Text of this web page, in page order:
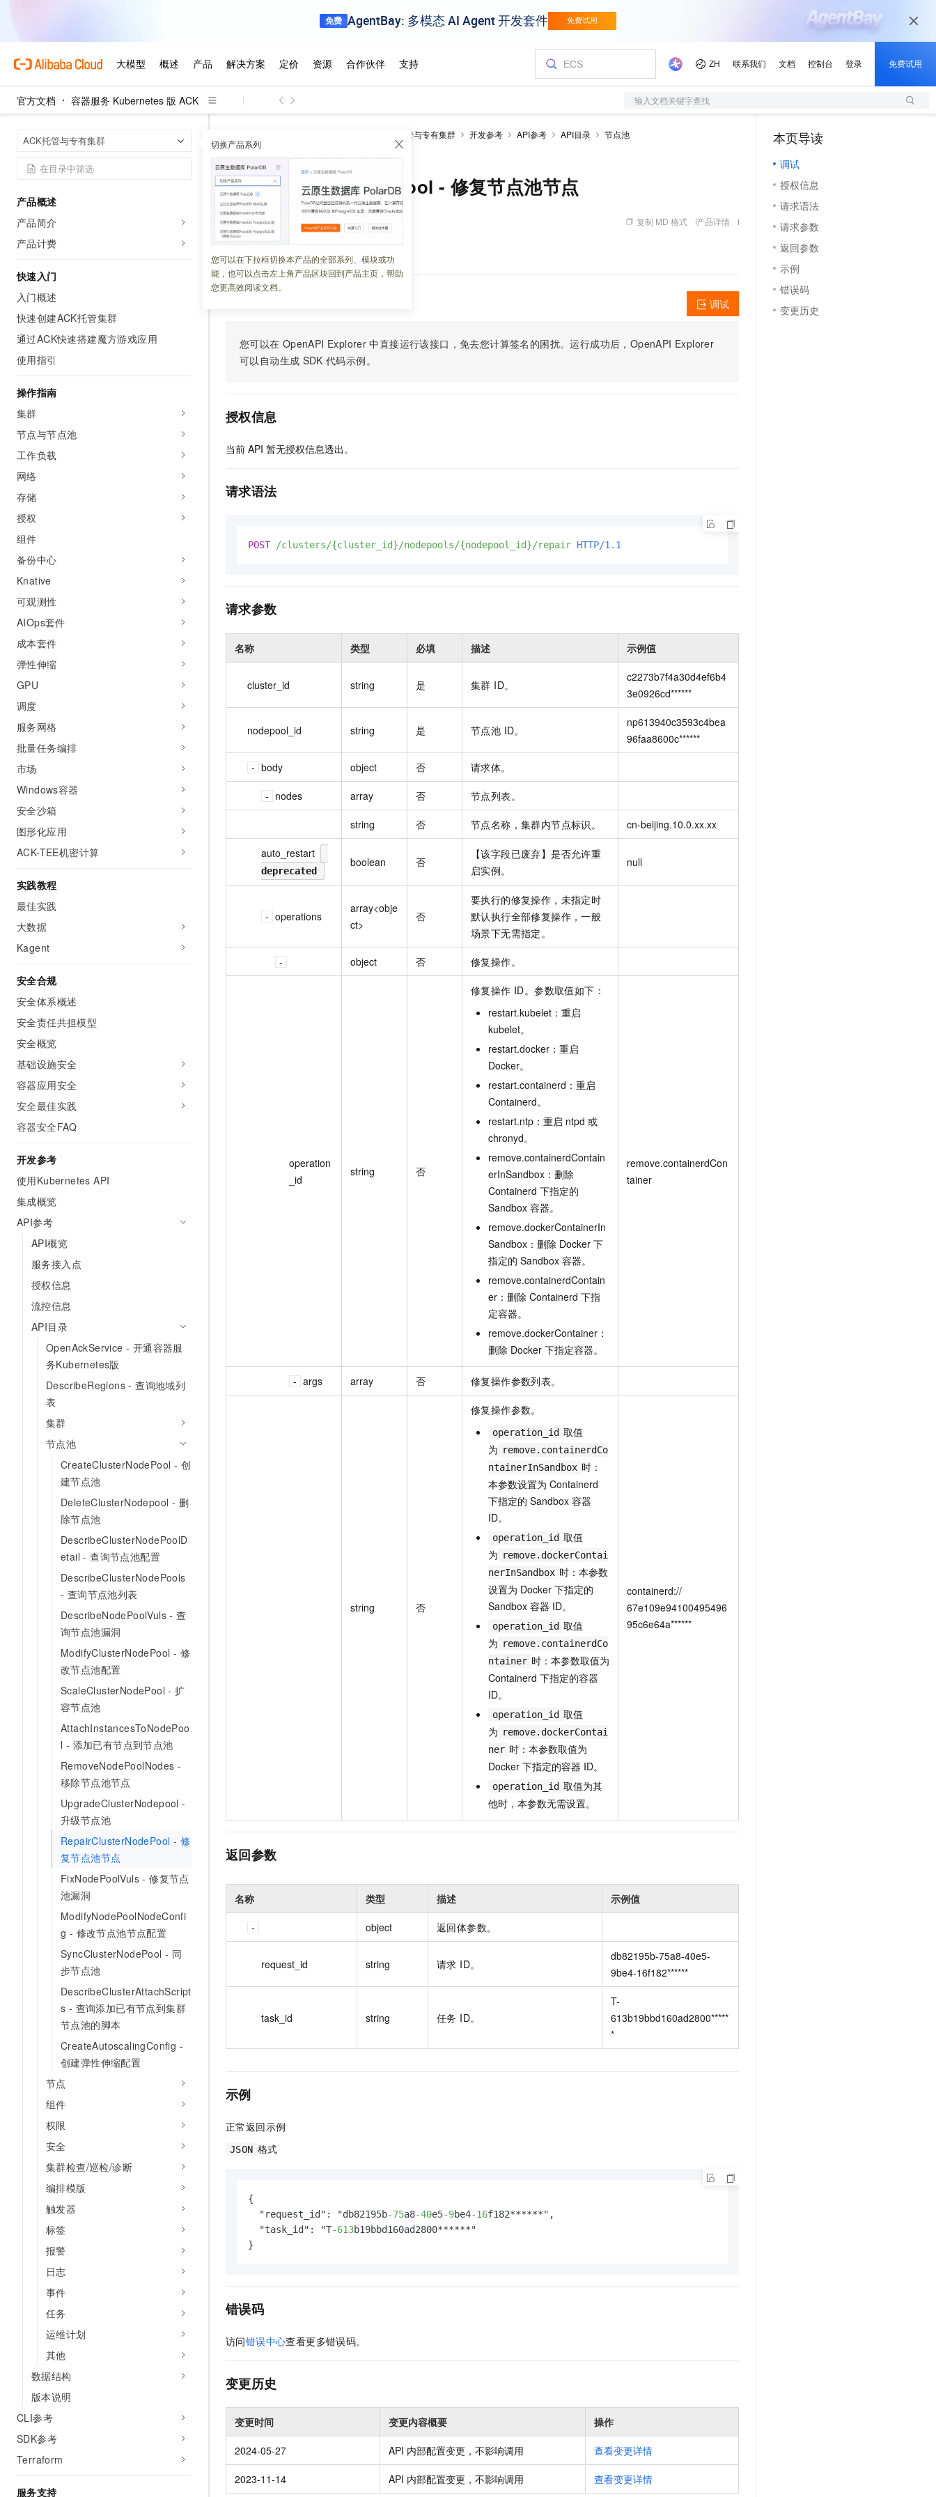
官方文档 容器服务 Kubernetes 版 ACK 输入文档关键字查找
ACK托管与专有集群 切换产品系列
您可以在下拉框切换本产品的全部系列、模块或功
能，也可以点击左上角产品区块回到产品主页，帮助
您更高效阅读文档。
产品概述
产品简介
产品计费
快速入门
入门概述
快速创建ACK托管集群
通过ACK快速搭建魔方游戏应用
使用指引
操作指南
集群
节点与节点池
工作负载
网络
存储
授权
组件
备份中心
Knative
可观测性
AIOps套件
成本套件
弹性伸缩
GPU
调度
服务网格
批量任务编排
市场
Windows容器
安全沙箱
图形化应用
ACK-TEE机密计算
实践教程
最佳实践
大数据
Kagent
安全合规
安全体系概述
安全责任共担模型
安全概览
基础设施安全
容器应用安全
安全最佳实践
容器安全FAQ
开发参考
使用Kubernetes API
集成概览
API参考
API概览
服务接入点
授权信息
流控信息
API目录
OpenAckService - 开通容器服
务Kubernetes版
DescribeRegions - 查询地域列
表
集群
节点池
CreateClusterNodePool - 创
建节点池
DeleteClusterNodepool - 删
除节点池
DescribeClusterNodePoolD
etail - 查询节点池配置
DescribeClusterNodePools
- 查询节点池列表
DescribeNodePoolVuls - 查
询节点池漏洞
ModifyClusterNodePool - 修
改节点池配置
ScaleClusterNodePool - 扩
容节点池
AttachInstancesToNodePoo
l - 添加已有节点到节点池
RemoveNodePoolNodes -
移除节点池节点
UpgradeClusterNodepool -
升级节点池
RepairClusterNodePool - 修
复节点池节点
FixNodePoolVuls - 修复节点
池漏洞
ModifyNodePoolNodeConfi
g - 修改节点池节点配置
SyncClusterNodePool - 同
步节点池
DescribeClusterAttachScript
s - 查询添加已有节点到集群
节点池的脚本
CreateAutoscalingConfig -
创建弹性伸缩配置
节点
组件
权限
安全
集群检查/巡检/诊断
编排模版
触发器
标签
报警
日志
事件
任务
运维计划
其他
数据结构
版本说明
CLI参考
SDK参考
Terraform
服务支持
ACK托管与专有集群 开发参考 API参考 API目录
节点池
RepairClusterNodePool - 修复节点池节点
RepairClusterNodePool - 修复节点池节点
更新时间：2026-03-26 10:48:40 复制 MD 格式 产品详情
修复集群节点池。
调试
您可以在 OpenAPI Explorer 中直接运行该接口，免去您计算签名的困扰。运行成功后，OpenAPI Explorer
可以自动生成 SDK 代码示例。
调试
授权信息
当前 API 暂无授权信息透出。
请求语法
POST /clusters/{cluster_id}/nodepools/{nodepool_id}/repair HTTP/1.1
请求参数
名称 类型 必填 描述 示例值
cluster_id string 是 集群 ID。
c2273b7f4a30d4ef6b4
3e0926cd******
nodepool_id string 是 节点池 ID。
np613940c3593c4bea
96faa8600c******
body object 否 请求体。
nodes array 否 节点列表。
string 否 节点名称，集群内节点标识。 cn-beijing.10.0.xx.xx
auto_restart
deprecated
boolean 否
【该字段已废弃】是否允许重
启实例。
null
operations
array<obje
ct>
否
要执行的修复操作，未指定时
默认执行全部修复操作，一般
场景下无需指定。
object 否 修复操作。
operation
_id
string 否
修复操作 ID。参数取值如下：
restart.kubelet：重启
kubelet。
restart.docker：重启
Docker。
restart.containerd：重启
Containerd。
restart.ntp：重启 ntpd 或
chronyd。
remove.containerdContain
erInSandbox：删除
Containerd 下指定的
Sandbox 容器。
remove.dockerContainerIn
Sandbox：删除 Docker 下
指定的 Sandbox 容器。
remove.containerdContain
er：删除 Containerd 下指
定容器。
remove.dockerContainer：
删除 Docker 下指定容器。
remove.containerdCon
tainer
args array 否 修复操作参数列表。
string 否
修复操作参数。
operation_id 取值
为 remove.containerdCo
ntainerInSandbox 时：
本参数设置为 Containerd
下指定的 Sandbox 容器
ID。
operation_id 取值
为 remove.dockerContai
nerInSandbox 时：本参数
设置为 Docker 下指定的
Sandbox 容器 ID。
operation_id 取值
为 remove.containerdCo
ntainer 时：本参数取值为
Containerd 下指定的容器
ID。
operation_id 取值
为 remove.dockerContai
ner 时：本参数取值为
Docker 下指定的容器 ID。
operation_id 取值为其
他时，本参数无需设置。
containerd://
67e109e94100495496
95c6e64a******
返回参数
名称 类型 描述 示例值
object 返回体参数。
request_id string 请求 ID。
db82195b-75a8-40e5-
9be4-16f182******
task_id string 任务 ID。
T-
613b19bbd160ad2800*****
*
示例
正常返回示例
JSON 格式
{
  "request_id": "db82195b
-75a8-40e5-9be4-16f182******",
  "task_id": "T
-613b19bbd160ad2800******"
}
错误码
访问错误中心查看更多错误码。
变更历史
变更时间 变更内容概要 操作
2024-05-27 API 内部配置变更，不影响调用 查看变更详情
2023-11-14 API 内部配置变更，不影响调用 查看变更详情
本页导读
调试
授权信息
请求语法
请求参数
返回参数
示例
错误码
变更历史